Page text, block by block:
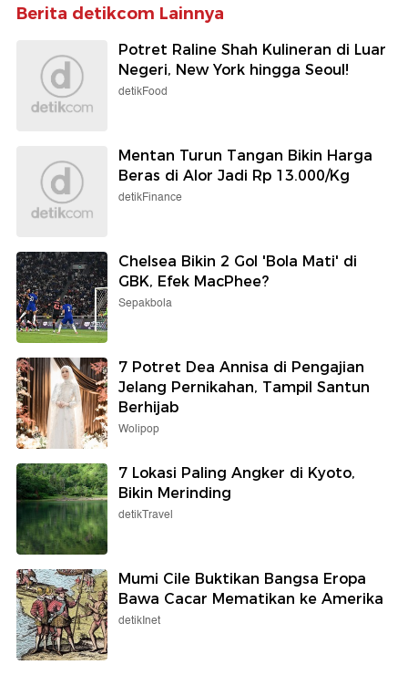
Berita detikcom Lainnya
Potret Raline Shah Kulineran di Luar
Negeri, New York hingga Seoul!
detikFood
Mentan Turun Tangan Bikin Harga
Beras di Alor Jadi Rp 13.000/Kg
detikFinance
Chelsea Bikin 2 Gol 'Bola Mati' di
GBK, Efek MacPhee?
Sepakbola
7 Potret Dea Annisa di Pengajian
Jelang Pernikahan, Tampil Santun
Berhijab
Wolipop
7 Lokasi Paling Angker di Kyoto,
Bikin Merinding
detikTravel
Mumi Cile Buktikan Bangsa Eropa
Bawa Cacar Mematikan ke Amerika
detikInet